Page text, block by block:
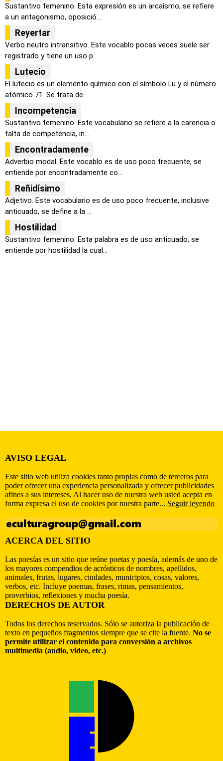
Sustantivo femenino. Esta expresión es un arcaísmo, se refiere
a un antagonismo, oposició...
Reyertar
Verbo neutro intransitivo. Este vocablo pocas veces suele ser
registrado y tiene un uso p...
Lutecio
El lutecio es un elemento químico con el símbolo Lu y el número
atómico 71. Se trata de...
Incompetencia
Sustantivo femenino. Este vocabulario se refiere a la carencia o
falta de competencia, in...
Encontradamente
Adverbio modal. Este vocablo es de uso poco frecuente, se
entiende por encontradamente co...
Reñidísimo
Adjetivo. Este vocabulario es de uso poco frecuente, inclusive
anticuado, se define a la ...
Hostilidad
Sustantivo femenino. Esta palabra es de uso anticuado, se
entiende por hostilidad la cual...
AVISO LEGAL
Este sitio web utiliza cookies tanto propias como de terceros para
poder ofrecer una experiencia personalizada y ofrecer publicidades
afines a sus intereses. Al hacer uso de nuestra web usted acepta en
forma expresa el uso de cookies por nuestra parte... Seguir leyendo
ACERCA DEL SITIO
Las poesías es un sitio que reúne poetas y poesía, además de uno de
los mayores compendios de acrósticos de nombres, apellidos,
animales, frutas, lugares, ciudades, municipios, cosas, valores,
verbos, etc. Incluye poemas, frases, rimas, pensamientos,
proverbios, reflexiones y mucha poesía.
DERECHOS DE AUTOR
Todos los derechos reservados. Sólo se autoriza la publicación de
texto en pequeños fragmentos siempre que se cite la fuente. No se
permite utilizar el contenido para conversión a archivos
multimedia (audio, video, etc.)